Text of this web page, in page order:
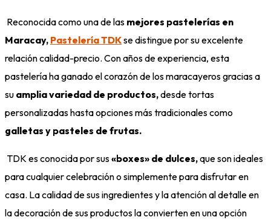
Reconocida como una de las mejores pastelerías en
Maracay, Pastelería TDKse distingue por su excelente
relación calidad-precio. Con años de experiencia, esta
pastelería ha ganado el corazón de los maracayeros gracias a
su amplia variedad de productos,desde tortas
personalizadas hasta opciones más tradicionales como
galletas y pasteles de frutas.
TDK es conocida por sus«boxes» de dulces,que son ideales
para cualquier celebración o simplemente para disfrutar en
casa. La calidad de sus ingredientes y la atención al detalle en
la decoración de sus productos la convierten en una opción